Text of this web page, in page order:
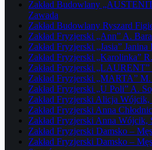
Zakład Budowlany
Zawada
Zakład Budowlany Ryszard
Zakład Fryzjerski „Ann” A.
Zakład Fryzjerski „Jasia” Janina
Zakład Fryzjerski „Karolinka”
Zakład Fryzjerski
Zakład Fryzjerski „MARTA”
Zakład Fryzjerski „U Poli” A.
Zakład Fryzjerski Alicja Wójcik,
Zakład Fryzjerski Anna
Zakład Fryzjerski Anna Wójcik,
Zakład Fryzjerski Damsko –
Zakład Fryzjerski Damsko –